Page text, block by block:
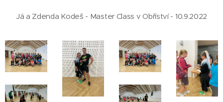
Já a Zdenda Kodeš - Master Class v Obříství - 10.9.2022